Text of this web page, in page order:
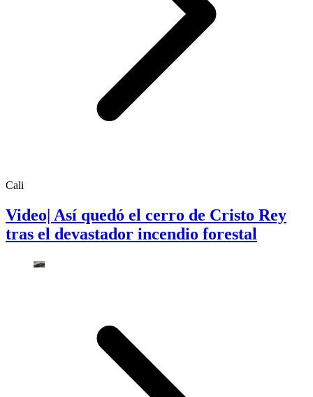
Cali
Video| Así quedó el cerro de Cristo Rey
tras el devastador incendio forestal